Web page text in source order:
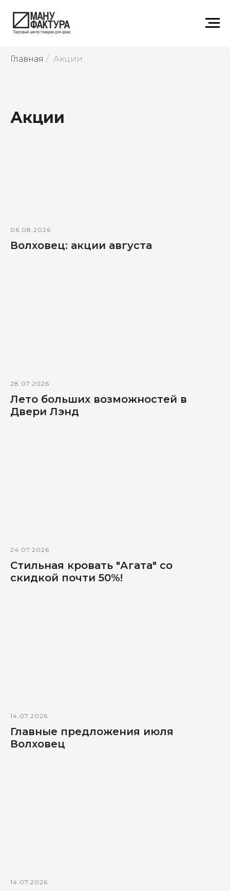
Главная / Акции
Акции
06.08.2026
Волховец: акции августа
28.07.2026
Лето больших возможностей в
Двери Лэнд
24.07.2026
Стильная кровать "Агата" со
скидкой почти 50%!
14.07.2026
Главные предложения июля
Волховец
14.07.2026